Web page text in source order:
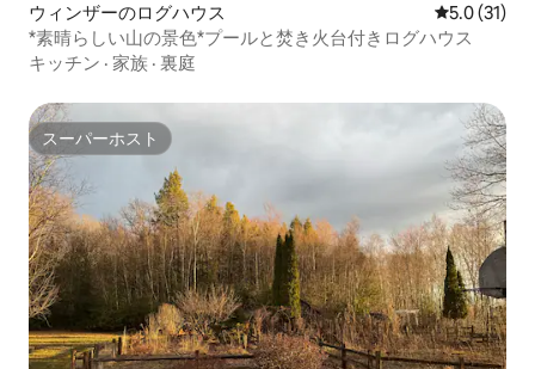
ウィンザーのログハウス レビュー31
5.0 (31)
*素晴らしい山の景色*プールと焚き火台付きログハウス
キッチン · 家族 · 裏庭
スーパーホスト
スーパーホスト